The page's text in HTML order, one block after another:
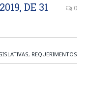
DE 31
0
, REQUERIMENTOS